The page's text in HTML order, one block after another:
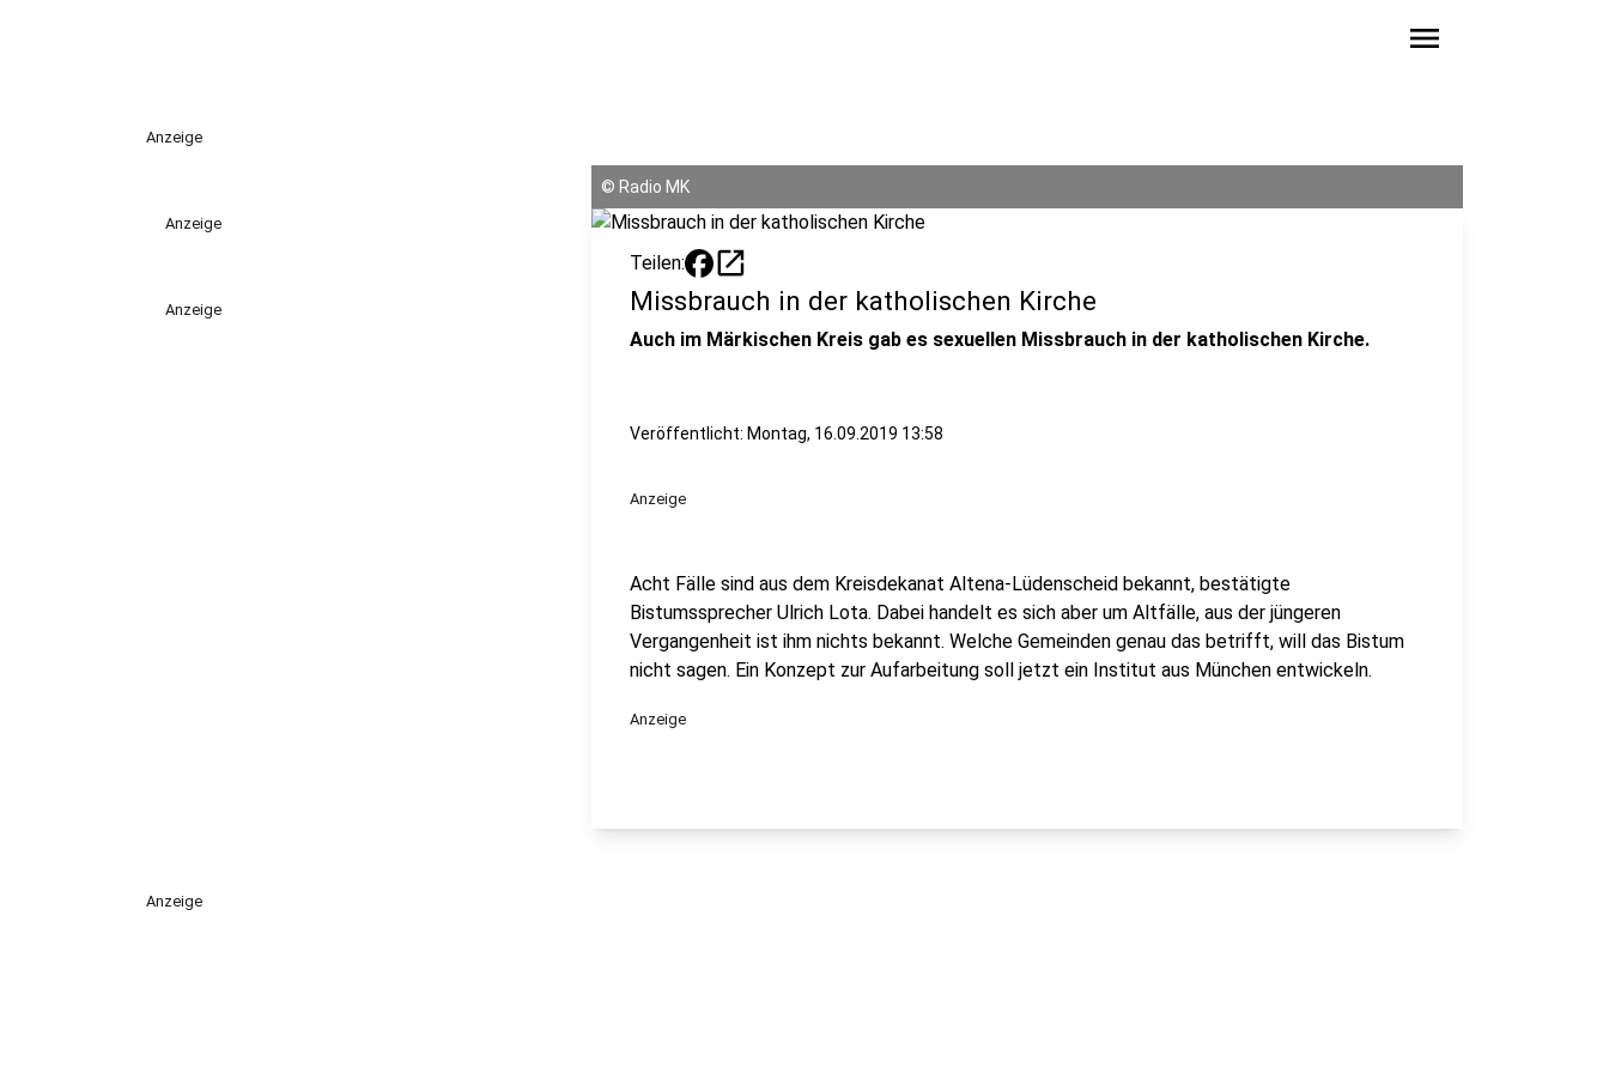
menu
Anzeige
Anzeige
Anzeige
© Radio MK
Teilen: open_in_new
Missbrauch in der katholischen Kirche
Auch im Märkischen Kreis gab es sexuellen Missbrauch in der katholischen Kirche.
Veröffentlicht: Montag, 16.09.2019 13:58
Anzeige
Acht Fälle sind aus dem Kreisdekanat Altena-Lüdenscheid bekannt, bestätigte
Bistumssprecher Ulrich Lota. Dabei handelt es sich aber um Altfälle, aus der jüngeren
Vergangenheit ist ihm nichts bekannt. Welche Gemeinden genau das betrifft, will das Bistum
nicht sagen. Ein Konzept zur Aufarbeitung soll jetzt ein Institut aus München entwickeln.
Anzeige
Anzeige